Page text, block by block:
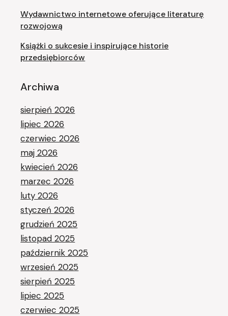
Wydawnictwo internetowe oferujące literaturę
rozwojową
Książki o sukcesie i inspirujące historie
przedsiębiorców
Archiwa
sierpień 2026
lipiec 2026
czerwiec 2026
maj 2026
kwiecień 2026
marzec 2026
luty 2026
styczeń 2026
grudzień 2025
listopad 2025
październik 2025
wrzesień 2025
sierpień 2025
lipiec 2025
czerwiec 2025